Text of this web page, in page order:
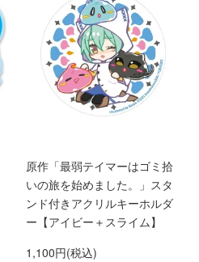
原作「最弱テイマーはゴミ拾
いの旅を始めました。」スタ
ンド付きアクリルキーホルダ
ー【アイビー＋スライム】
1,100円(税込)